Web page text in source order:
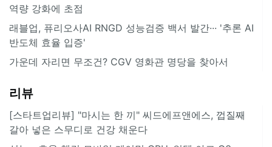
역량 강화에 초점
래블업, 퓨리오사AI RNGD 성능검증 백서 발간··· '추론 AI
반도체 효율 입증'
가운데 자리면 무조건? CGV 영화관 명당을 찾아서
리뷰
[스타트업리뷰] "마시는 한 끼" 씨드에프앤에스, 껍질째
갈아 넣은 스무디로 건강 채운다